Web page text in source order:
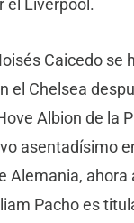
el Liverpool.
Caicedo se
el Chelsea
Albion de la
asentadísimo
Alemania, ahora
Pacho es